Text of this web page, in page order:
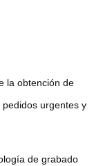
la obtención de
urgentes y
de grabado